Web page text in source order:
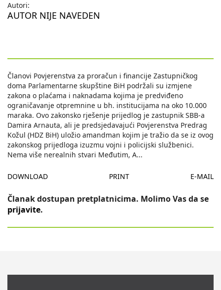
Autori:
AUTOR NIJE NAVEDEN
Članovi Povjerenstva za proračun i financije Zastupničkog
doma Parlamentarne skupštine BiH podržali su izmjene
zakona o plaćama i naknadama kojima je predviđeno
ograničavanje otpremnine u bh. institucijama na oko 10.000
maraka. Ovo zakonsko rješenje prijedlog je zastupnik SBB-a
Damira Arnauta, ali je predsjedavajući Povjerenstva Predrag
Kožul (HDZ BiH) uložio amandman kojim je tražio da se iz ovog
zakonskog prijedloga izuzmu vojni i policijski službenici.
Nema više nerealnih stvari Međutim, A...
DOWNLOAD PRINT E-MAIL
Članak dostupan pretplatnicima. Molimo Vas da se
prijavite.